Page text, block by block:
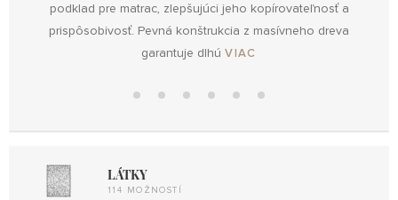
Dizajnová
metal lift
metal lift
podklad pre matrac, zlepšujúci jeho kopírovateľnosť a
prispôsobivosť. Pevná konštrukcia z masívneho dreva
garantuje dlhúVIAC
LÁTKY
114 MOŽNOSTÍ